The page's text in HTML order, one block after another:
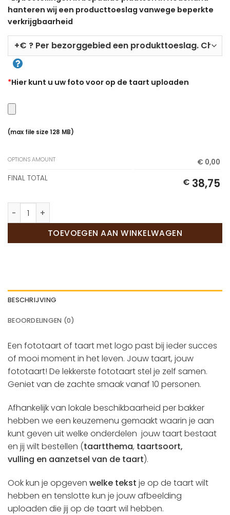
hanteren wij een producttoeslag vanwege beperkte
verkrijgbaarheid
*Hier kunt u uw foto voor op de taart uploaden
(max file size 128 MB)
OPTIONS AMOUNT
€ 0,00
FINAL TOTAL
€38,75
Fototaart bestellen vanaf 10 (inclusief foto) aantal
TOEVOEGEN AAN WINKELWAGEN
BESCHRIJVING
BEOORDELINGEN (0)
Een fototaart of taart met logo past bij ieder succes
of mooi moment in het leven. Jouw taart, jouw
fototaart! De lekkerste fototaart stel je zelf samen.
Geniet van de zachte smaak vanaf 10 personen.
Afhankelijk van lokale beschikbaarheid per bakker
hebben we een keuzemenu gemaakt waarin je aan
kunt geven uit welke onderdelen jouw taart bestaat
en jij wilt bestellen (taartthema, taartsoort,
vulling en aanzetsel van de taart).
Ook kun je opgeven welke tekst je op de taart wilt
hebben en tenslotte kun je jouw afbeelding
uploaden die jij op de taart wil hebben.